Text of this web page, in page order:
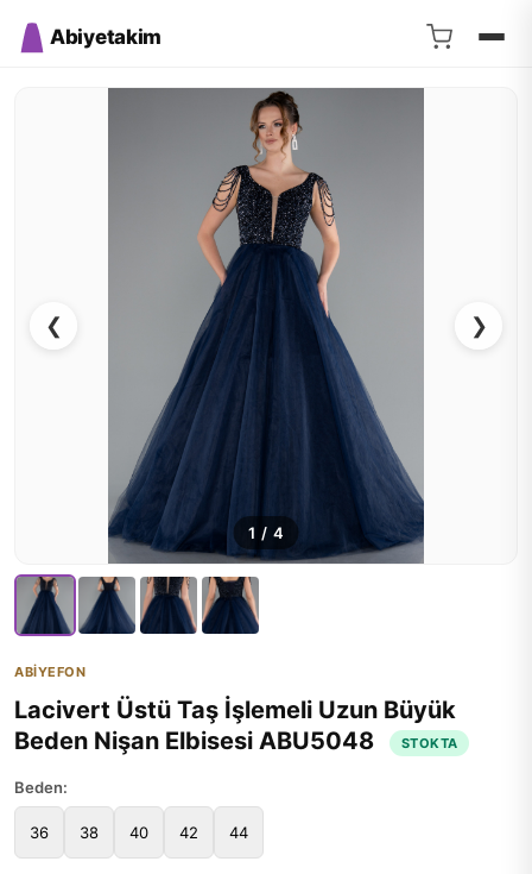
Abiyetakim
❮ ❯
1 / 4
ABİYEFON
Lacivert Üstü Taş İşlemeli Uzun Büyük
Beden Nişan Elbisesi ABU5048
STOKTA
Beden:
36 38 40 42 44